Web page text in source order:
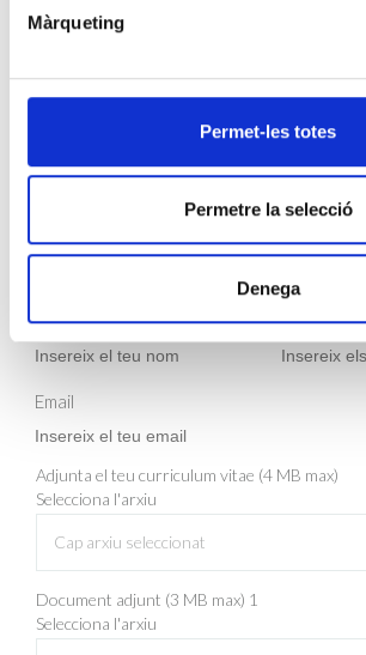
Màrqueting
Permet-les totes
Permetre la selecció
Denega
TREBALL DE TÈCNIC ESPECIALISTA DE
DIAGNÒSTIC CLÍNIC (BARCELONA)
DESCARREGAR ARXIU
Nom Cognom
Email
Adjunta el teu curriculum vitae (4 MB max)
Selecciona l'arxiu
Cap arxiu seleccionat
Document adjunt (3 MB max) 1
Selecciona l'arxiu